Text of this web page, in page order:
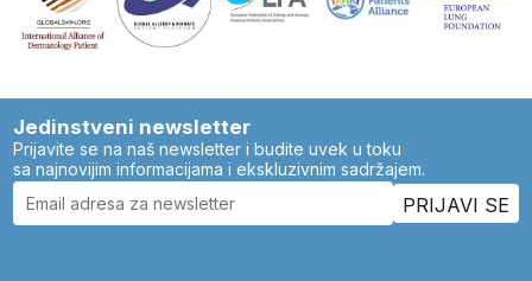
Jedinstveni newsletter
Prijavite se na naš newsletter i budite uvek u toku
sa najnovijim informacijama i ekskluzivnim sadržajem.